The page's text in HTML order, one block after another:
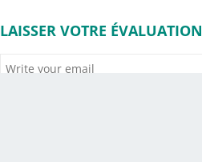
LAISSER VOTRE ÉVALUATION